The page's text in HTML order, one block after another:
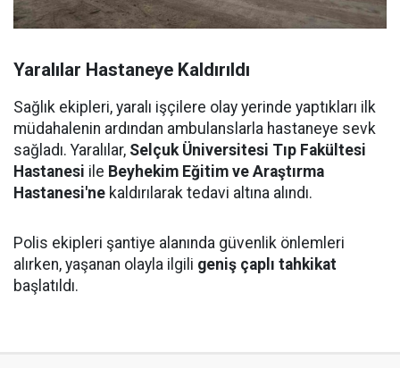
Yaralılar Hastaneye Kaldırıldı
Sağlık ekipleri, yaralı işçilere olay yerinde yaptıkları ilk
müdahalenin ardından ambulanslarla hastaneye sevk
sağladı. Yaralılar, Selçuk Üniversitesi Tıp Fakültesi
Hastanesi ile Beyhekim Eğitim ve Araştırma
Hastanesi'ne kaldırılarak tedavi altına alındı.
Polis ekipleri şantiye alanında güvenlik önlemleri
alırken, yaşanan olayla ilgili geniş çaplı tahkikat
başlatıldı.